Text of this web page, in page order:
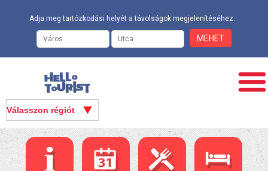
Adja meg tartózkodási helyét a távolságok megjelenítéséhez: